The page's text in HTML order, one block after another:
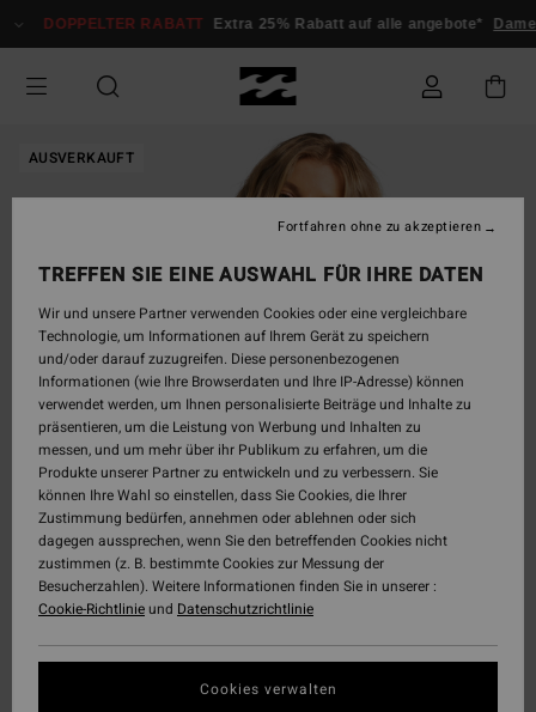
zur
springen
DOPPELTER RABATT Extra 25% Rabatt auf alle angebote* Damen
AUSVERKAUFT
TREFFEN SIE EINE AUSWAHL FÜR IHRE DATEN
Wir und unsere Partner verwenden Cookies oder eine vergleichbare
Technologie, um Informationen auf Ihrem Gerät zu speichern
und/oder darauf zuzugreifen. Diese personenbezogenen
Informationen (wie Ihre Browserdaten und Ihre IP-Adresse) können
verwendet werden, um Ihnen personalisierte Beiträge und Inhalte zu
präsentieren, um die Leistung von Werbung und Inhalten zu
messen, und um mehr über ihr Publikum zu erfahren, um die
Produkte unserer Partner zu entwickeln und zu verbessern. Sie
können Ihre Wahl so einstellen, dass Sie Cookies, die Ihrer
Zustimmung bedürfen, annehmen oder ablehnen oder sich
dagegen aussprechen, wenn Sie den betreffenden Cookies nicht
zustimmen (z. B. bestimmte Cookies zur Messung der
Besucherzahlen). Weitere Informationen finden Sie in unserer :
Cookie-Richtlinieund Datenschutzrichtlinie
Cookies verwalten
Fortfahren ohne zu akzeptieren